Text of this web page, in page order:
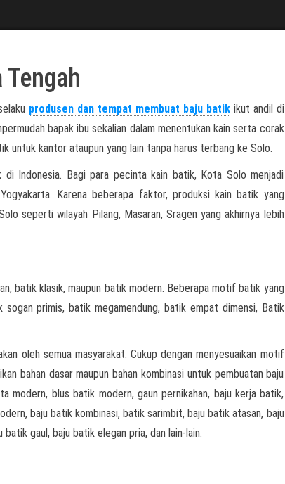
produsen dan tempat membuat baju batikikut andil di
bapak ibu sekalian dalam menentukan kain serta corak
untuk kantor ataupun yang lain tanpa harus terbang ke Solo.
Indonesia. Bagi para pecinta kain batik, Kota Solo menjadi
Karena beberapa faktor, produksi kain batik yang
seperti wilayah Pilang, Masaran, Sragen yang akhirnya lebih
batik klasik, maupun batik modern. Beberapa motif batik yang
primis, batik megamendung, batik empat dimensi, Batik
oleh semua masyarakat. Cukup dengan menyesuaikan motif
bahan dasar maupun bahan kombinasi untuk pembuatan baju
blus batik modern, gaun pernikahan, baju kerja batik,
baju batik kombinasi, batik sarimbit, baju batik atasan, baju
gaul, baju batik elegan pria, dan lain-lain.